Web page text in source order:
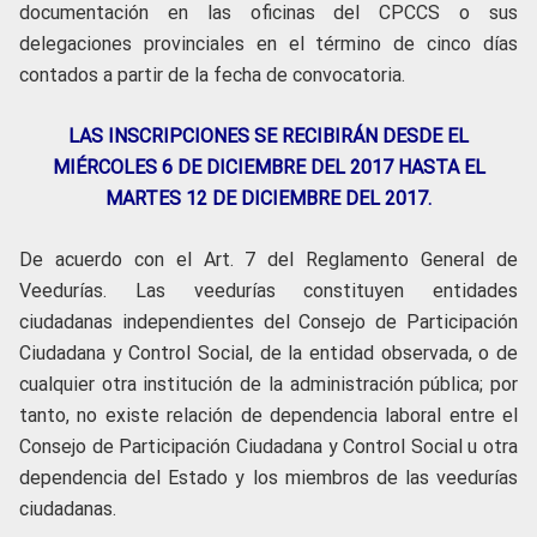
documentación en las oficinas del CPCCS o sus
delegaciones provinciales en el término de cinco días
contados a partir de la fecha de convocatoria.
LAS INSCRIPCIONES SE RECIBIRÁN DESDE EL
MIÉRCOLES 6 DE DICIEMBRE DEL 2017 HASTA EL
MARTES 12 DE DICIEMBRE DEL 2017.
De acuerdo con el Art. 7 del Reglamento General de
Veedurías. Las veedurías constituyen entidades
ciudadanas independientes del Consejo de Participación
Ciudadana y Control Social, de la entidad observada, o de
cualquier otra institución de la administración pública; por
tanto, no existe relación de dependencia laboral entre el
Consejo de Participación Ciudadana y Control Social u otra
dependencia del Estado y los miembros de las veedurías
ciudadanas.